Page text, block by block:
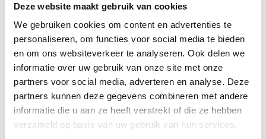
Deze website maakt gebruik van cookies
We gebruiken cookies om content en advertenties te
personaliseren, om functies voor social media te bieden
en om ons websiteverkeer te analyseren. Ook delen we
informatie over uw gebruik van onze site met onze
partners voor social media, adverteren en analyse. Deze
partners kunnen deze gegevens combineren met andere
informatie die u aan ze heeft verstrekt of die ze hebben
verzameld op basis van uw gebruik van hun services.
Hulp nodig?We helpen
info@bruut.nl Live chat Whatsapp
Over dit product